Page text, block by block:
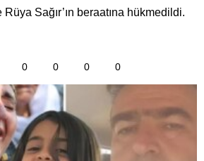
Sağır’ın beraatına hükmedildi.
0 0 0 0